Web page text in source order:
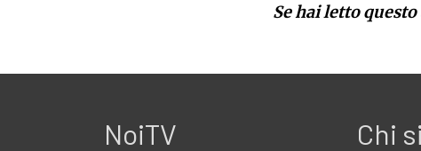
Se hai letto
NoiTV Chi